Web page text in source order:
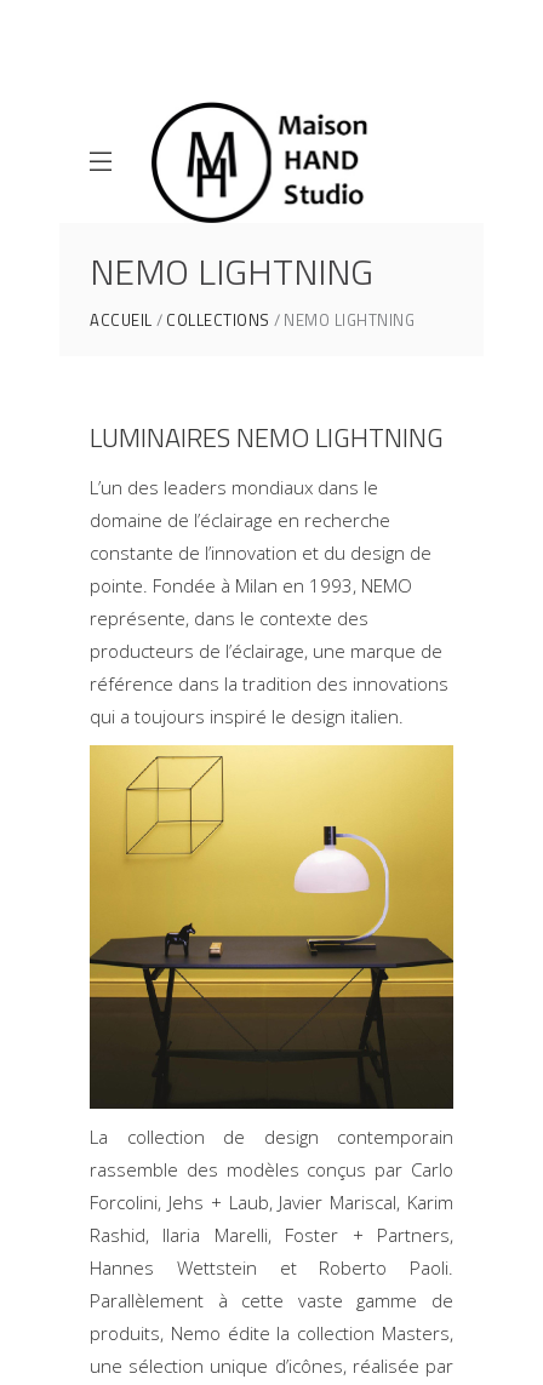
NEMO LIGHTNING
ACCUEIL COLLECTIONS NEMO LIGHTNING
LUMINAIRES NEMO LIGHTNING
L’un des leaders mondiaux dans le
domaine de l’éclairage en recherche
constante de l’innovation et du design de
pointe. Fondée à Milan en 1993, NEMO
représente, dans le contexte des
producteurs de l’éclairage, une marque de
référence dans la tradition des innovations
qui a toujours inspiré le design italien.
La collection de design contemporain
rassemble des modèles conçus par Carlo
Forcolini, Jehs + Laub, Javier Mariscal, Karim
Rashid, Ilaria Marelli, Foster + Partners,
Hannes Wettstein et Roberto Paoli.
Parallèlement à cette vaste gamme de
produits, Nemo édite la collection Masters,
une sélection unique d’icônes, réalisée par